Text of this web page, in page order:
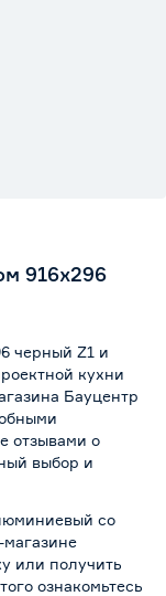
916х296
черный Z1 и
кухни
Бауцентр
отзывами о
выбор и
со
магазине
или получить
ознакомьтесь